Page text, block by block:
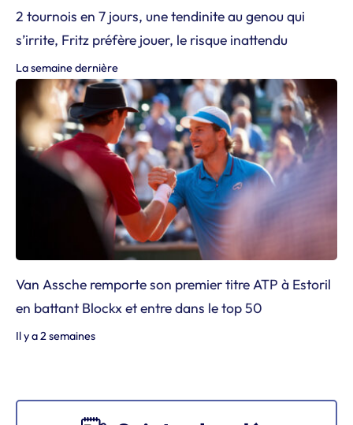
2 tournois en 7 jours, une tendinite au genou qui
s’irrite, Fritz préfère jouer, le risque inattendu
La semaine dernière
Van Assche remporte son premier titre ATP à Estoril
en battant Blockx et entre dans le top 50
Il y a 2 semaines